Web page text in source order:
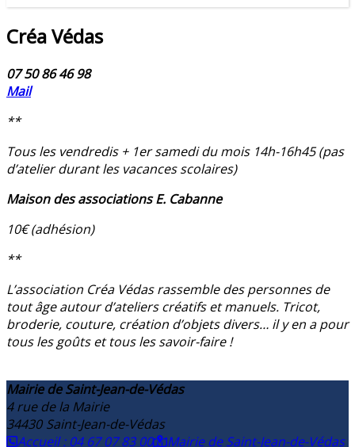
Créa Védas
07 50 86 46 98
Mail
**
Tous les vendredis + 1er samedi du mois 14h-16h45 (pas
d’atelier durant les vacances scolaires)
Maison des associations E. Cabanne
10€ (adhésion)
**
L’association Créa Védas rassemble des personnes de
tout âge autour d’ateliers créatifs et manuels. Tricot,
broderie, couture, création d’objets divers… il y en a pour
tous les goûts et tous les savoir-faire !
Mairie de Saint-Jean-de-Védas
4 rue de la Mairie
34430 Saint-Jean-de-Védas
Accueil : 04 67 07 83 00
Mairie de Saint-Jean-de-Védas